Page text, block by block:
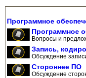
Программное
Программное
Вопросы и
Запись,
Обсуждение
Стороннее ПО
Обсуждение